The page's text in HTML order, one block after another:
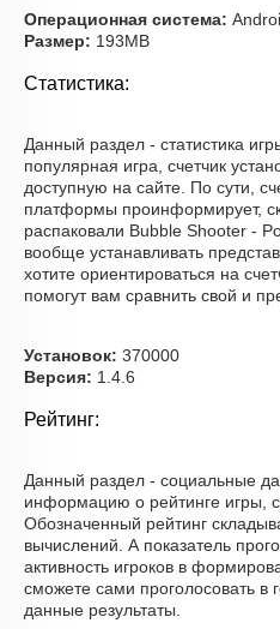
Операционная система:
Размер: 193MB
Статистика:
Данный раздел - статистика
популярная игра, счетчик
доступную на сайте. По сути,
платформы проинформирует,
распаковали Bubble Shooter -
вообще устанавливать
хотите ориентироваться на
помогут вам сравнить свой и
Установок: 370000
Версия: 1.4.6
Рейтинг:
Данный раздел - социальные
информацию о рейтинге игры,
Обозначенный рейтинг
вычислений. А показатель
активность игроков в
сможете сами проголосовать в
данные результаты.